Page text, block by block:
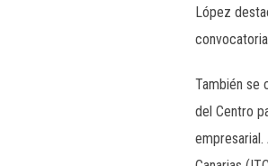
López
También se
del Centro